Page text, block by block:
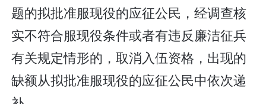
题的拟批准服现役的应征公民，经调查核
实不符合服现役条件或者有违反廉洁征兵
有关规定情形的，取消入伍资格，出现的
缺额从拟批准服现役的应征公民中依次递